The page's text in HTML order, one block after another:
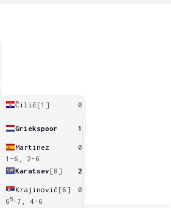
Čilič [1] 0
Griekspoor 1
Martinez
0
1-6, 2-6
Karatsev [8] 2
Krajinovič [6]
0
6 5-7, 4-6